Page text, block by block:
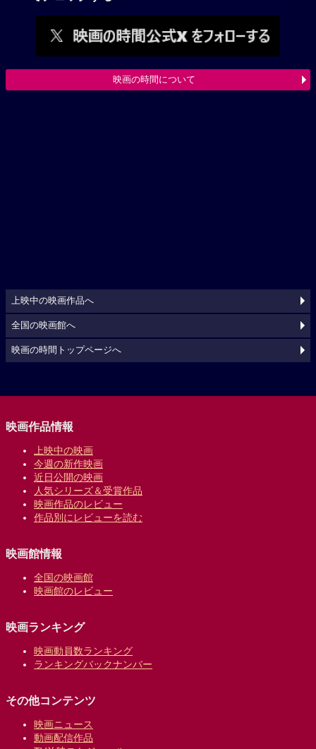
映画の時間について
上映中の映画作品へ
全国の映画館へ
映画の時間トップページへ
映画作品情報
上映中の映画
今週の新作映画
近日公開の映画
人気シリーズ＆受賞作品
映画作品のレビュー
作品別にレビューを読む
映画館情報
全国の映画館
映画館のレビュー
映画ランキング
映画動員数ランキング
ランキングバックナンバー
その他コンテンツ
映画ニュース
動画配信作品